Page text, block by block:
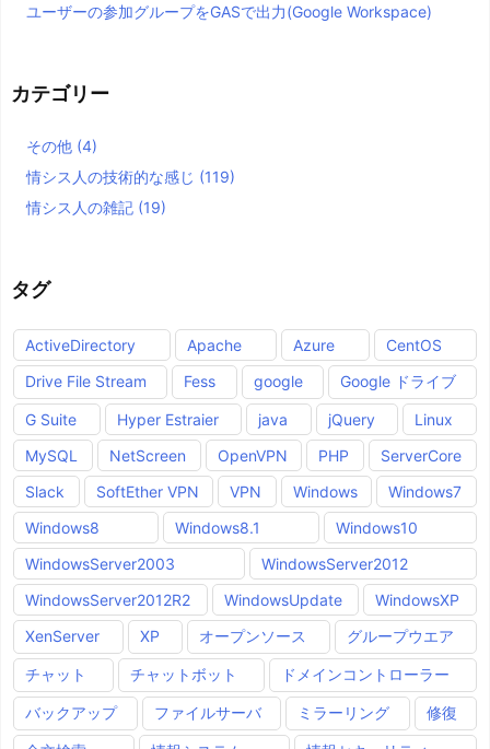
ユーザーの参加グループをGASで出力(Google Workspace)
カテゴリー
その他 (4)
情シス人の技術的な感じ (119)
情シス人の雑記 (19)
タグ
ActiveDirectory Apache Azure
CentOS
Drive File Stream
Fess google Google ドライブ
G Suite Hyper Estraier java jQuery
Linux
MySQL
NetScreen OpenVPN PHP
ServerCore
Slack
SoftEther VPN VPN Windows
Windows7
Windows8
Windows8.1
Windows10
WindowsServer2003
WindowsServer2012
WindowsServer2012R2
WindowsUpdate
WindowsXP
XenServer
XP オープンソース グループウエア
チャット チャットボット ドメインコントローラー
バックアップ ファイルサーバ ミラーリング 修復